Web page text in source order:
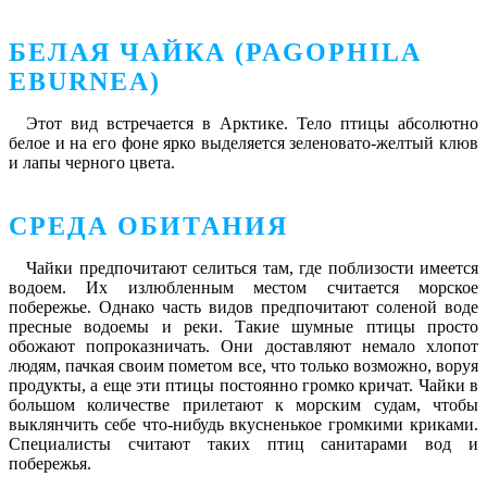
БЕЛАЯ ЧАЙКА (PAGOPHILA
EBURNEA)
Этот вид встречается в Арктике. Тело птицы абсолютно
белое и на его фоне ярко выделяется зеленовато-желтый клюв
и лапы черного цвета.
СРЕДА ОБИТАНИЯ
Чайки предпочитают селиться там, где поблизости имеется
водоем. Их излюбленным местом считается морское
побережье. Однако часть видов предпочитают соленой воде
пресные водоемы и реки. Такие шумные птицы просто
обожают попроказничать. Они доставляют немало хлопот
людям, пачкая своим пометом все, что только возможно, воруя
продукты, а еще эти птицы постоянно громко кричат. Чайки в
большом количестве прилетают к морским судам, чтобы
выклянчить себе что-нибудь вкусненькое громкими криками.
Специалисты считают таких птиц санитарами вод и
побережья.